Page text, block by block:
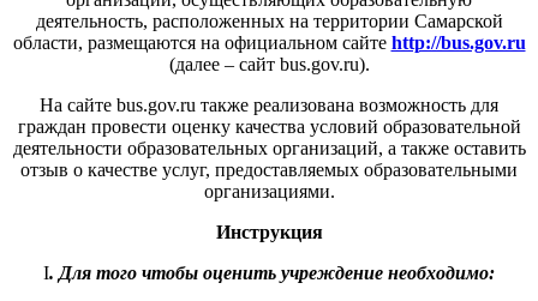
деятельность, расположенных на территории Самарской
области, размещаются на официальном сайте http://bus.gov.ru
(далее – сайт bus.gov.ru).
На сайте bus.gov.ru также реализована возможность для
граждан провести оценку качества условий образовательной
деятельности образовательных организаций, а также оставить
отзыв о качестве услуг, предоставляемых образовательными
организациями.
Инструкция
I. Для того чтобы оценить учреждение необходимо: